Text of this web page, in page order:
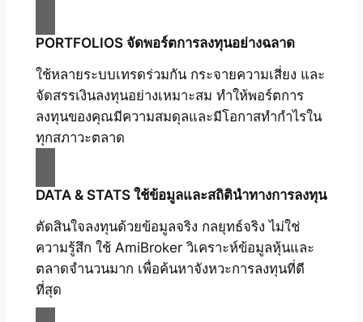
PORTFOLIOS จัดพอร์ตการลงทุนอย่างฉลาด
ใช้หลายระบบเทรดร่วมกัน กระจายความเสี่ยง และ
จัดสรรเงินลงทุนอย่างเหมาะสม ทำให้พอร์ตการ
ลงทุนของคุณมีความสมดุลและมีโอกาสทำกำไรใน
ทุกสภาวะตลาด
DATA & STATS ใช้ข้อมูลและสถิตินำทางการลงทุน
ตัดสินใจลงทุนด้วยข้อมูลจริง กลยุทธ์จริง ไม่ใช่
ความรู้สึก ใช้ AmiBroker วิเคราะห์ข้อมูลหุ้นและ
ตลาดจำนวนมาก เพื่อค้นหาจังหวะการลงทุนที่ดี
ที่สุด